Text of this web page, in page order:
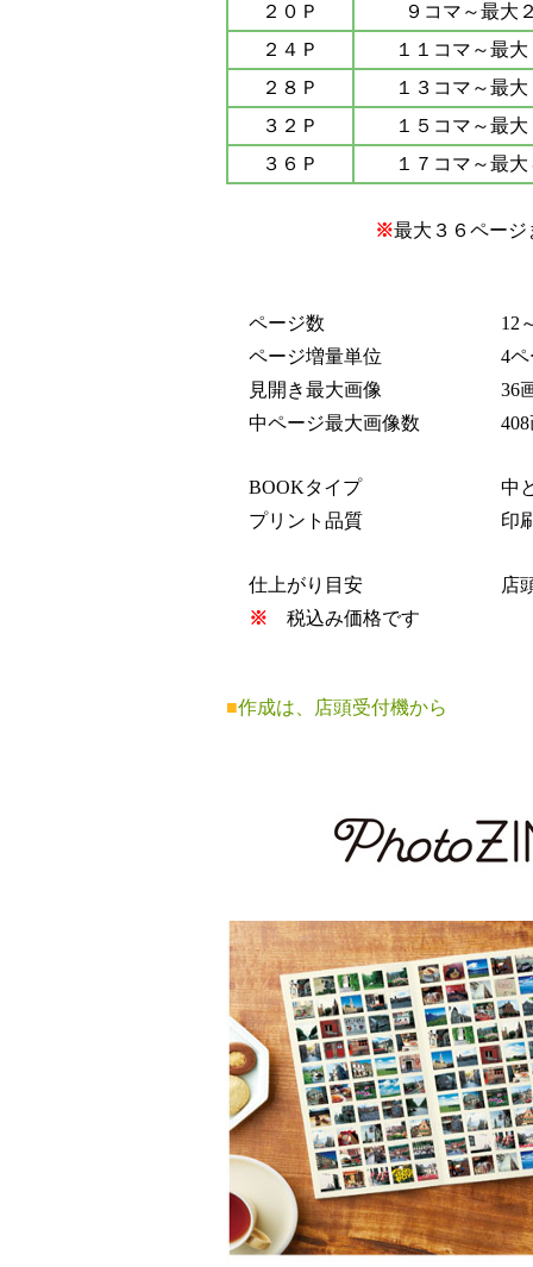
２０Ｐ
９コマ～最大
２４Ｐ
１１コマ～最
２８Ｐ
１３コマ～最
３２Ｐ
１５コマ～最
３６Ｐ
１７コマ～最
※最大３６ペー
ページ数
12
ページ増量単位
4ペ
見開き最大画像
36
中ページ最大画像数
408
BOOKタイプ
中
プリント品質
印
仕上がり目安
店
※ 税込み価格です
■作成は、店頭受付機から